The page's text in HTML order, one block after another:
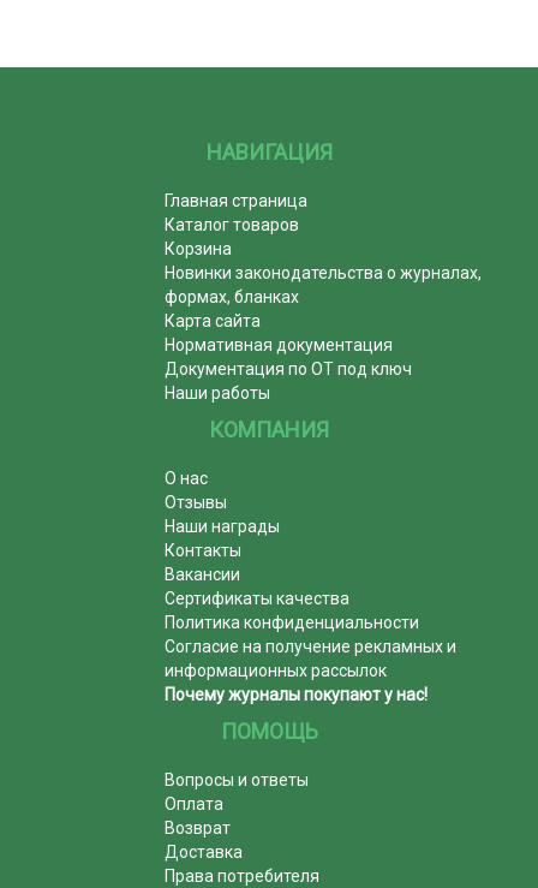
НАВИГАЦИЯ
Главная страница
Каталог товаров
Корзина
Новинки законодательства о журналах,
формах, бланках
Карта сайта
Нормативная документация
Документация по ОТ под ключ
Наши работы
КОМПАНИЯ
О нас
Отзывы
Наши награды
Контакты
Вакансии
Сертификаты качества
Политика конфиденциальности
Согласие на получение рекламных и
информационных рассылок
Почему журналы покупают у нас!
ПОМОЩЬ
Вопросы и ответы
Оплата
Возврат
Доставка
Права потребителя